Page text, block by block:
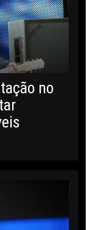
no